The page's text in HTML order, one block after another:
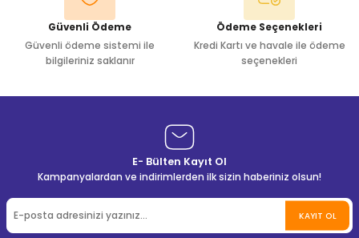
Güvenli Ödeme
Güvenli ödeme sistemi ile
bilgileriniz saklanır
Ödeme Seçenekleri
Kredi Kartı ve havale ile ödeme
seçenekleri
E- Bülten Kayıt Ol
Kampanyalardan ve indirimlerden ilk sizin haberiniz olsun!
KAYIT OL